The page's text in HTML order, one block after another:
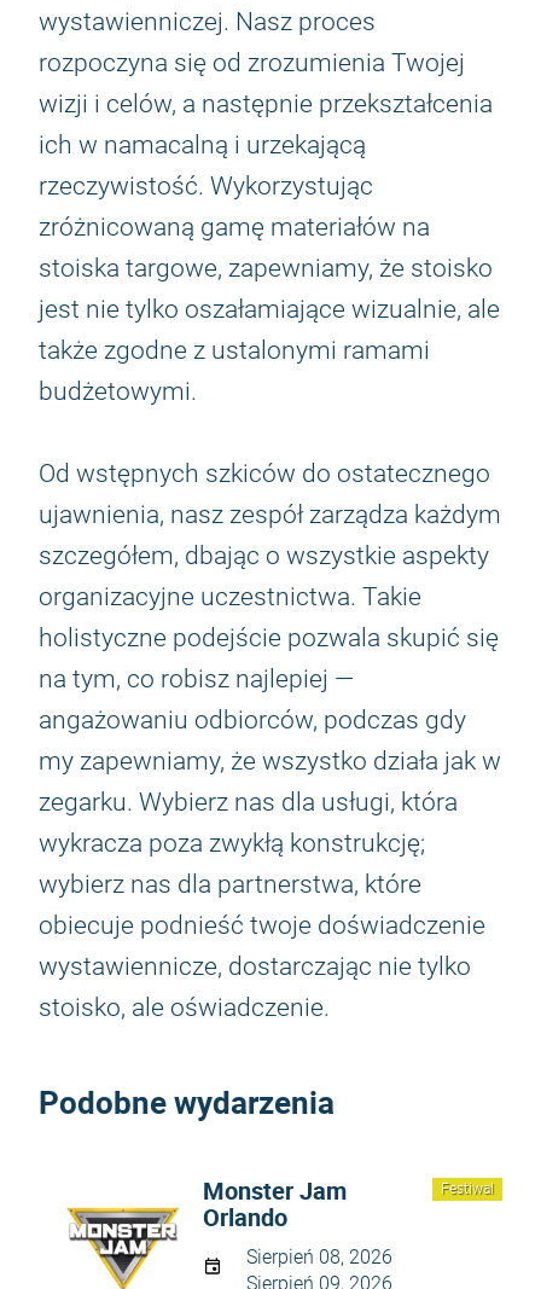
wystawienniczej. Nasz proces
rozpoczyna się od zrozumienia Twojej
wizji i celów, a następnie przekształcenia
ich w namacalną i urzekającą
rzeczywistość. Wykorzystując
zróżnicowaną gamę materiałów na
stoiska targowe, zapewniamy, że stoisko
jest nie tylko oszałamiające wizualnie, ale
także zgodne z ustalonymi ramami
budżetowymi.
Od wstępnych szkiców do ostatecznego
ujawnienia, nasz zespół zarządza każdym
szczegółem, dbając o wszystkie aspekty
organizacyjne uczestnictwa. Takie
holistyczne podejście pozwala skupić się
na tym, co robisz najlepiej —
angażowaniu odbiorców, podczas gdy
my zapewniamy, że wszystko działa jak w
zegarku. Wybierz nas dla usługi, która
wykracza poza zwykłą konstrukcję;
wybierz nas dla partnerstwa, które
obiecuje podnieść twoje doświadczenie
wystawiennicze, dostarczając nie tylko
stoisko, ale oświadczenie.
Podobne wydarzenia
Festiwal
Monster Jam
Orlando
Sierpień 08, 2026
Sierpień 09, 2026